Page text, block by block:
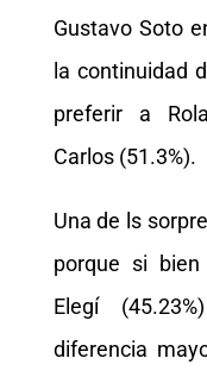
Gustavo Soto
la continuidad
preferir a
Carlos (51.3%).
Una de ls
porque si
Elegí
diferencia